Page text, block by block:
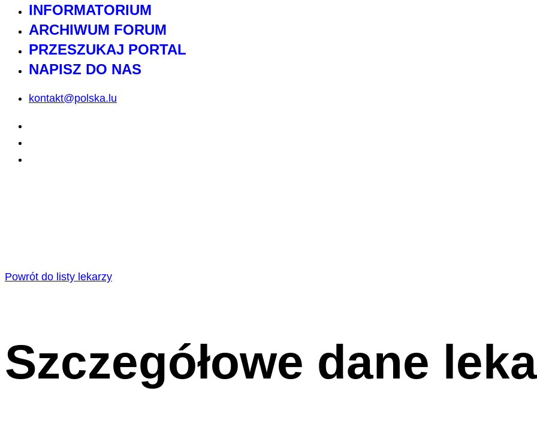
INFORMATORIUM
ARCHIWUM FORUM
PRZESZUKAJ PORTAL
NAPISZ DO NAS
kontakt@polska.lu
Powrót do listy lekarzy
Szczegółowe dane